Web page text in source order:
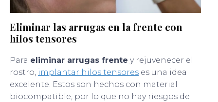
Eliminar las arrugas en la frente con
hilos tensores
Para eliminar arrugas frente y rejuvenecer el
rostro, implantar hilos tensores es una idea
excelente. Estos son hechos con material
biocompatible, por lo que no hay riesgos de